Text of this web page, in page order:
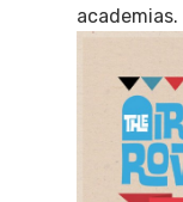
academias.